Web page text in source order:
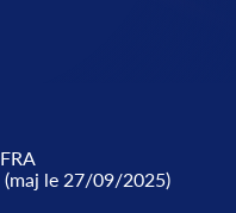
FRA
(maj le 27/09/2025)